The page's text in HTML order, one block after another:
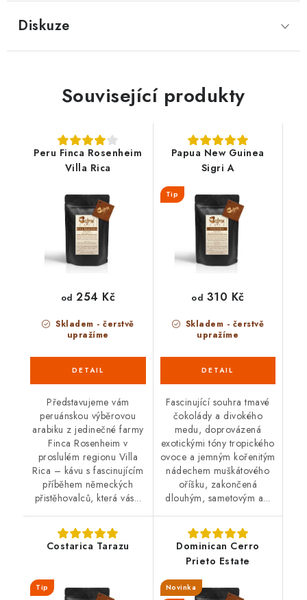
Diskuze
Související produkty
Peru Finca Rosenheim
Villa Rica
Skladem - čerstvě
upražíme
od 254 Kč
Představujeme vám
peruánskou výběrovou
arabiku z jedinečné farmy
Finca Rosenheim v
proslulém regionu Villa
Rica – kávu s fascinujícím
příběhem německých
přistěhovalců, která vás...
Papua New Guinea
Sigri A
Tip
Skladem - čerstvě
upražíme
od 310 Kč
Fascinující souhra tmavé
čokolády a divokého
medu, doprovázená
exotickými tóny tropického
ovoce a jemným kořenitým
nádechem muškátového
oříšku, zakončená
dlouhým, sametovým a...
Costarica Tarazu
Tip
Dominican Cerro
Prieto Estate
Novinka